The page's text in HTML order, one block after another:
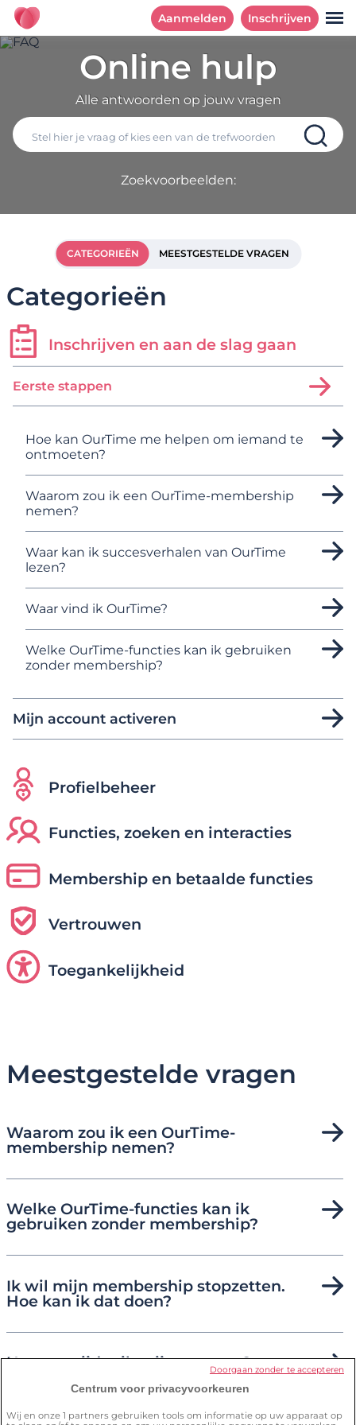
Aanmelden Inschrijven
Online hulp
Alle antwoorden op jouw vragen
Zoekvoorbeelden:
CATEGORIEËN MEESTGESTELDE VRAGEN
Categorieën
Inschrijven en aan de slag gaan
Eerste stappen
Hoe kan OurTime me helpen om iemand te
ontmoeten?
Waarom zou ik een OurTime-membership
nemen?
Waar kan ik succesverhalen van OurTime
lezen?
Waar vind ik OurTime?
Welke OurTime-functies kan ik gebruiken
zonder membership?
Mijn account activeren
Profielbeheer
Functies, zoeken en interacties
Membership en betaalde functies
Vertrouwen
Toegankelijkheid
Meestgestelde vragen
Waarom zou ik een OurTime-
membership nemen?
Welke OurTime-functies kan ik
gebruiken zonder membership?
Ik wil mijn membership stopzetten.
Hoe kan ik dat doen?
Hoe verwijder ik mijn account?
Centrum voor privacyvoorkeuren
Wij en onze 1 partners gebruiken tools om informatie op uw apparaat op
Doorgaan zonder te accepteren